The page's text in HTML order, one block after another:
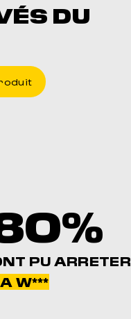
DU
PU ARRETER
W***